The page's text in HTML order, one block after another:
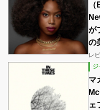
が
の
レ
ジ
マ
ェ